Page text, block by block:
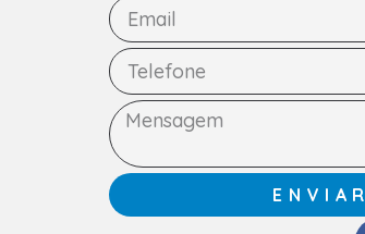
ENVIAR